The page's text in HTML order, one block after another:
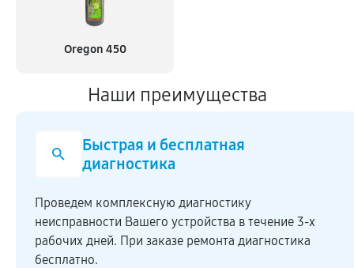
Oregon 450
Наши преимущества
Быстрая и бесплатная
диагностика
Проведем комплексную диагностику
неисправности Вашего устройства в течение 3-х
рабочих дней. При заказе ремонта диагностика
бесплатно.